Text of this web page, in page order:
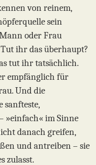
von reinem,
sein
oder Frau
ihr das überhaupt?
tut ihr tatsächlich.
empfänglich für
Und die
sanfteste,
»einfach« im Sinne
danach greifen,
und antreiben – sie
zulasst.